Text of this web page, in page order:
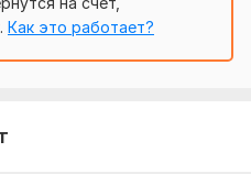
Как это работает?